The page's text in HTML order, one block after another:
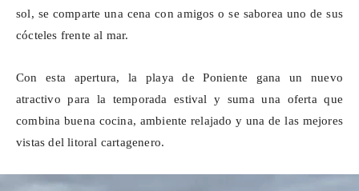
sol, se comparte una cena con amigos o se saborea uno de sus
cócteles frente al mar.
Con esta apertura, la playa de Poniente gana un nuevo
atractivo para la temporada estival y suma una oferta que
combina buena cocina, ambiente relajado y una de las mejores
vistas del litoral cartagenero.